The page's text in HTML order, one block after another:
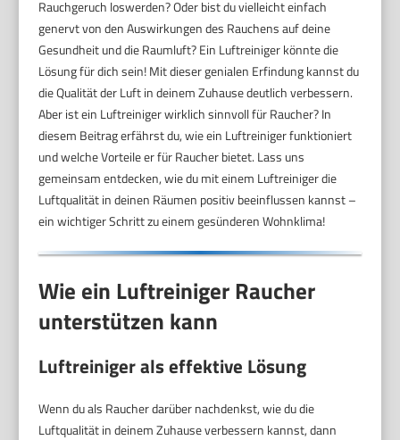
Rauchgeruch loswerden? Oder bist du vielleicht einfach
genervt von den Auswirkungen des Rauchens auf deine
Gesundheit und die Raumluft? Ein Luftreiniger könnte die
Lösung für dich sein! Mit dieser genialen Erfindung kannst du
die Qualität der Luft in deinem Zuhause deutlich verbessern.
Aber ist ein Luftreiniger wirklich sinnvoll für Raucher? In
diesem Beitrag erfährst du, wie ein Luftreiniger funktioniert
und welche Vorteile er für Raucher bietet. Lass uns
gemeinsam entdecken, wie du mit einem Luftreiniger die
Luftqualität in deinen Räumen positiv beeinflussen kannst –
ein wichtiger Schritt zu einem gesünderen Wohnklima!
Wie ein Luftreiniger Raucher
unterstützen kann
Luftreiniger als effektive Lösung
Wenn du als Raucher darüber nachdenkst, wie du die
Luftqualität in deinem Zuhause verbessern kannst, dann